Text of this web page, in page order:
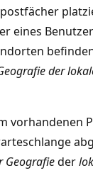
eines
der
vorhandenen
Geografieder